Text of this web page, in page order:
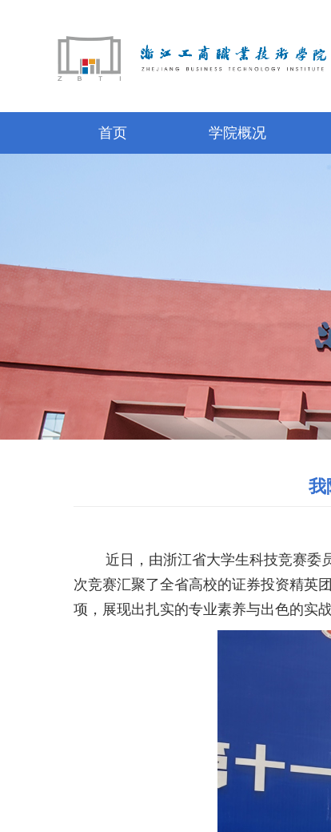
首页 学院概况
我
近日， 由浙江省大学生科技竞赛委
次竞赛汇聚了全省高校的证券投资精英
项，展现出扎实的专业素养与出色的实战